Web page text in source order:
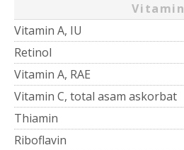
Vitamin
Vitamin A, IU
Retinol
Vitamin A, RAE
Vitamin C, total asam askorbat
Thiamin
Riboflavin